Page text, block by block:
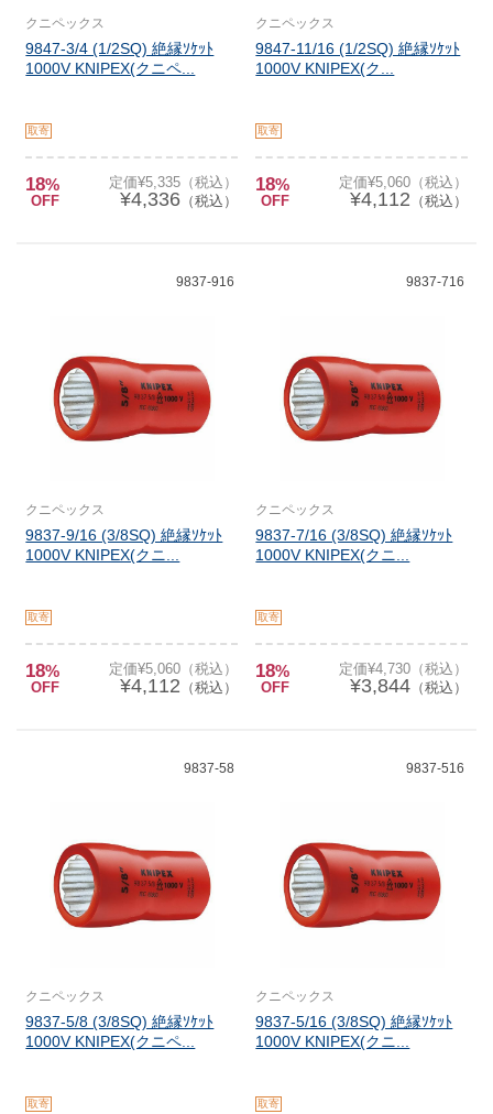
クニペックス
9847-3/4 (1/2SQ) 絶縁ｿｹｯﾄ
1000V KNIPEX(クニペ...
取寄
18%
OFF
定価¥5,335（税込）
¥4,336（税込）
クニペックス
9847-11/16 (1/2SQ) 絶縁ｿｹｯﾄ
1000V KNIPEX(ク...
取寄
18%
OFF
定価¥5,060（税込）
¥4,112 （税込）
9837-916
クニペックス
9837-9/16 (3/8SQ) 絶縁ｿｹｯﾄ
1000V KNIPEX(クニ...
取寄
18%
OFF
定価¥5,060（税込）
¥4,112 （税込）
9837-716
クニペックス
9837-7/16 (3/8SQ) 絶縁ｿｹｯﾄ
1000V KNIPEX(クニ...
取寄
18%
OFF
定価¥4,730（税込）
¥3,844（税込）
9837-58
クニペックス
9837-5/8 (3/8SQ) 絶縁ｿｹｯﾄ
1000V KNIPEX(クニペ...
取寄
9837-516
クニペックス
9837-5/16 (3/8SQ) 絶縁ｿｹｯﾄ
1000V KNIPEX(クニ...
取寄